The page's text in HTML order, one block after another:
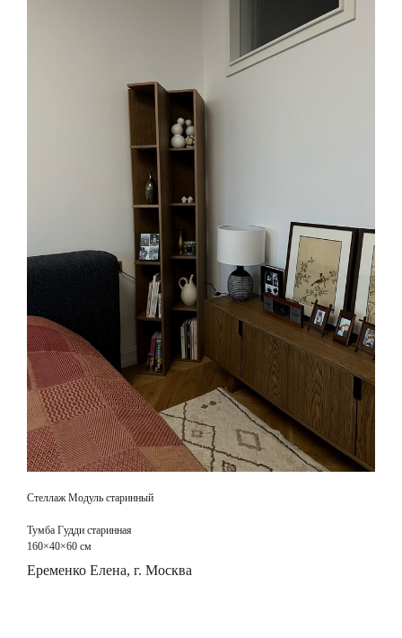
Стеллаж Модуль старинный
Тумба Гудди старинная
160×40×60 см
Еременко Елена, г. Москва